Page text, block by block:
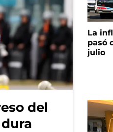
del
La
pasó
julio